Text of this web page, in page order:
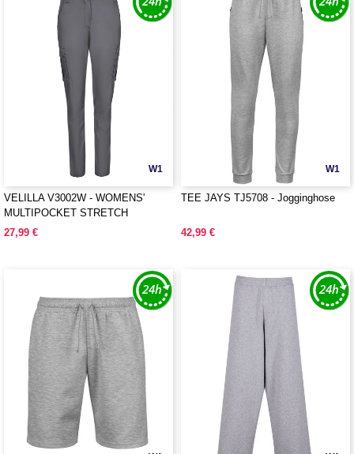
W1
VELILLA V3002W - WOMENS'
MULTIPOCKET STRETCH
TROUSERS
27,99 €
W1
TEE JAYS TJ5708 - Jogginghose
42,99 €